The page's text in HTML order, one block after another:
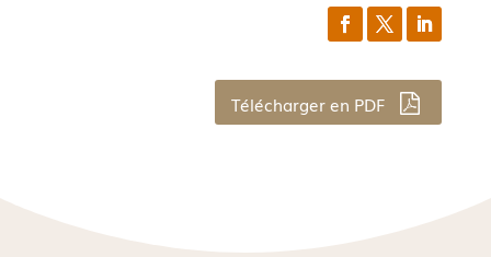
Télécharger en PDF